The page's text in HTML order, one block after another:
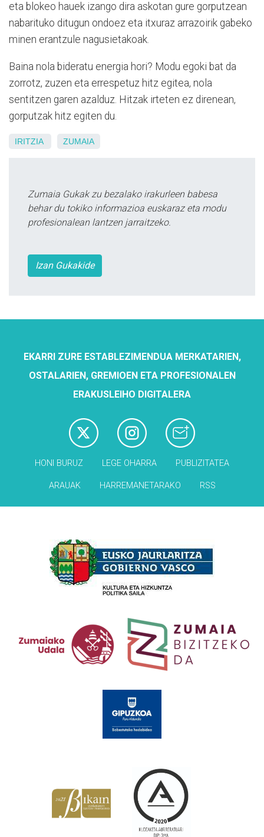
eta blokeo hauek izango dira askotan gure gorputzean
nabarituko ditugun ondoez eta itxuraz arrazoirik gabeko
minen erantzule nagusietakoak.
Baina nola bideratu energia hori? Modu egoki bat da
zorrotz, zuzen eta errespetuz hitz egitea, nola
sentitzen garen azalduz. Hitzak irteten ez direnean,
gorputzak hitz egiten du.
IRITZIA ZUMAIA
Zumaia Gukak zu bezalako irakurleen babesa
behar du tokiko informazioa euskaraz eta modu
profesionalean lantzen jarraitzeko.
Izan Gukakide
EKARRI ZURE ESTABLEZIMENDUA MERKATARIEN,
OSTALARIEN, GREMIOEN ETA PROFESIONALEN
ERAKUSLEIHO DIGITALERA
HONI BURUZ LEGE OHARRA PUBLIZITATEA
ARAUAK HARREMANETARAKO RSS